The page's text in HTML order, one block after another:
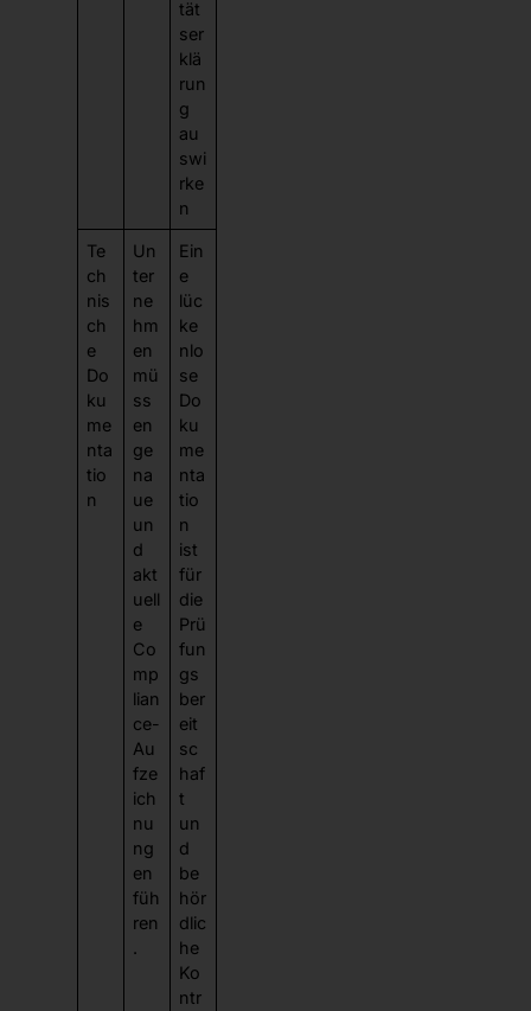
tät
ser
klä
run
g
au
swi
rke
n
Te
ch
nis
ch
e
Do
ku
me
nta
tio
n
Un
ter
ne
hm
en
mü
ss
en
ge
na
ue
un
d
akt
uell
e
Co
mp
lian
ce-
Au
fze
ich
nu
ng
en
füh
ren
.
Ein
e
lüc
ke
nlo
se
Do
ku
me
nta
tio
n
ist
für
die
Prü
fun
gs
ber
eit
sc
haf
t
un
d
be
hör
dlic
he
Ko
ntr